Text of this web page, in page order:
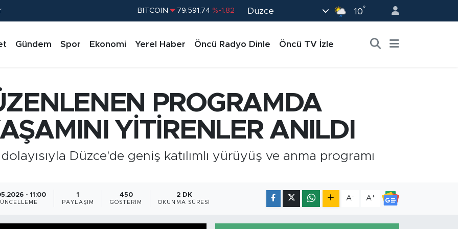
DOLAR 45,43620 %0.02
STERLİN 61,60380 %0.18
BITCOIN 79.591,74 %-1.82
Düzce 10°
Gündem Spor Ekonomi Yerel Haber Öncü Radyo Dinle Öncü TV İzle
PROGRAMDA
YİTİRENLER ANILDI
Düzce'de geniş katılımlı yürüyüş ve anma programı
- 11:00 1
PAYLAŞIM
450
GÖSTERIM
2 DK
OKUNMA SÜRESI
A- A+